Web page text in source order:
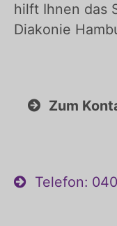
hilft Ihnen das
Diakonie
Zum
Telefon: